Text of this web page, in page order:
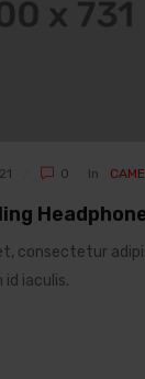
0 In
consectetur
iaculis.